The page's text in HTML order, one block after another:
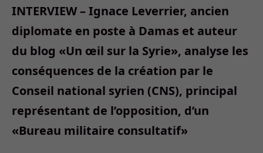
INTERVIEW – Ignace Leverrier, ancien
diplomate en poste à Damas et auteur
du blog «Un œil sur la Syrie», analyse les
conséquences de la création par le
Conseil national syrien (CNS), principal
représentant de l’opposition, d’un
«Bureau militaire consultatif»